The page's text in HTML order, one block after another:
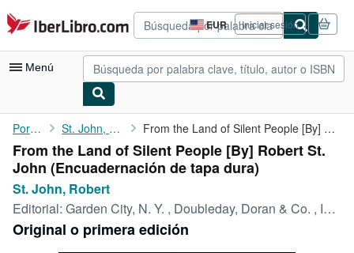
Pasar al contenido principal
IberLibro.com EUR
Preferencias
de
compra
del
Iniciar sesión
Menú
Mi cuenta
Consultar mis pedidos
Búsqueda avanzada
Colecciones
Libros antiguos
Portada St. John, Robert From the Land of Silent People [By] Robert St. John
From the Land of Silent People [By] Robert St.
John (Encuadernación de tapa dura)
St. John, Robert
Editorial: Garden City, N. Y. , Doubleday, Doran & Co. , Inc, 1942
Original o primera edición